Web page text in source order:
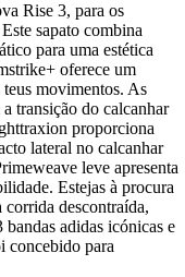
Rise 3, para os
sapato combina
para uma estética
oferece um
teus movimentos. As
transição do calcanhar
proporciona
lateral no calcanhar
leve apresenta
Estejas à procura
corrida descontraída,
adidas icónicas e
concebido para